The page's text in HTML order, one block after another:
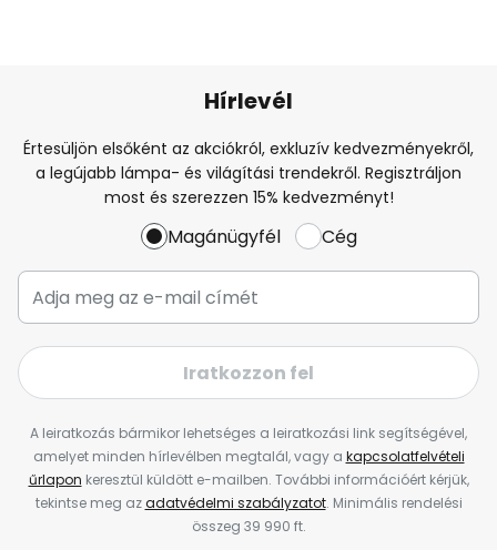
Hírlevél
Értesüljön elsőként az akciókról, exkluzív kedvezményekről,
a legújabb lámpa- és világítási trendekről. Regisztráljon
most és szerezzen 15% kedvezményt!
Magánügyfél Cég
Iratkozzon fel
A leiratkozás bármikor lehetséges a leiratkozási link segítségével,
amelyet minden hírlevélben megtalál, vagy a kapcsolatfelvételi
űrlapon keresztül küldött e-mailben. További információért kérjük,
tekintse meg azadatvédelmi szabályzatot. Minimális rendelési
összeg 39 990 ft.